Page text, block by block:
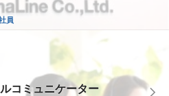
員
ルコミュニケーター